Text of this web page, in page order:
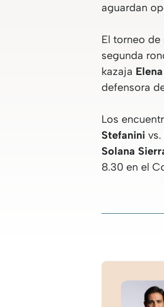
aguardan
El torneo
segunda
kazaja
defensora
Los
Stefanini vs.
Solana
8.30 en el